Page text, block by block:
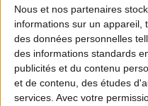
Nous et nos partenaires
informations sur un appareil,
des données personnelles
des informations standards
publicités et du contenu
et de contenu, des études
services. Avec votre